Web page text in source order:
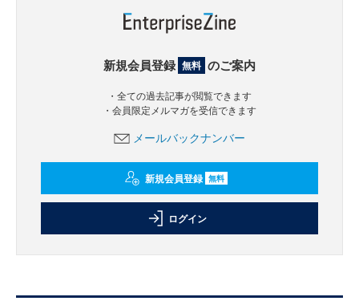
新規会員登録 無料 のご案内
・全ての過去記事が閲覧できます
・会員限定メルマガを受信できます
メールバックナンバー
新規会員登録 無料
ログイン